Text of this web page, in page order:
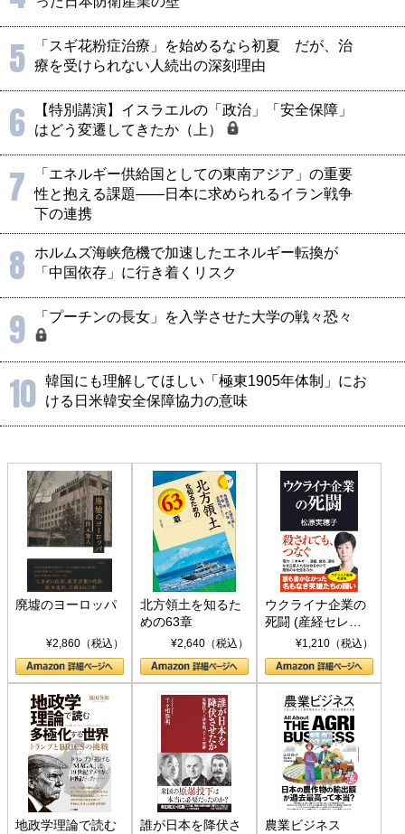
5
「スギ花粉症治療」を始めるなら初夏 だが、治
療を受けられない人続出の深刻理由
6
【特別講演】イスラエルの「政治」「安全保障」
はどう変遷してきたか（上）
7
「エネルギー供給国としての東南アジア」の重要
性と抱える課題――日本に求められるイラン戦争
下の連携
8
ホルムズ海峡危機で加速したエネルギー転換が
「中国依存」に行き着くリスク
9 「プーチンの長女」を入学させた大学の戦々恐々
10 韓国にも理解してほしい「極東1905年体制」にお
ける日米韓安全保障協力の意味
廃墟のヨーロッパ
¥2,860（税込）
北方領土を知るた
めの63章
¥2,640（税込）
ウクライナ企業の
死闘 (産経セレク
ト S 039)¥1,210（税込）
地政学理論で読む
誰が日本を降伏さ
農業ビジネス